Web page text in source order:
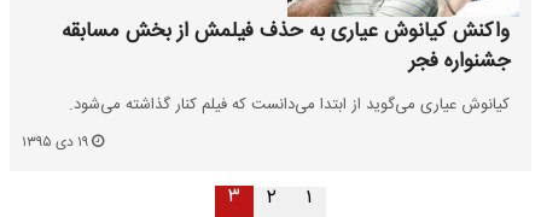
واکنش کیانوش عیاری به حذف فیلمش از بخش مسابقه
جشنواره فجر
کیانوش عیاری می‌گوید از ابتدا می‌دانست که فیلم کنار گذاشته می‌شود.
۱ ۲ ۳